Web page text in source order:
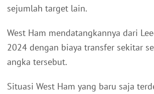
sejumlah target lain.
West Ham mendatangkannya dari
2024 dengan biaya transfer sekitar
angka tersebut.
Situasi West Ham yang baru saja